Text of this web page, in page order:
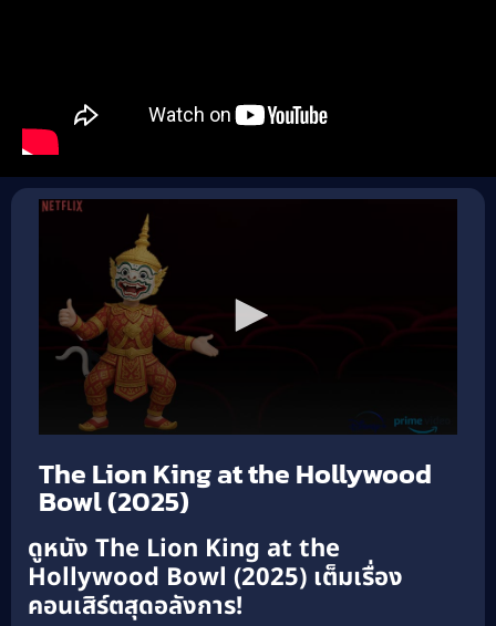
The Lion King at the Hollywood
Bowl (2025)
ดูหนัง The Lion King at the
Hollywood Bowl (2025) เต็มเรื่อง
คอนเสิร์ตสุดอลังการ!